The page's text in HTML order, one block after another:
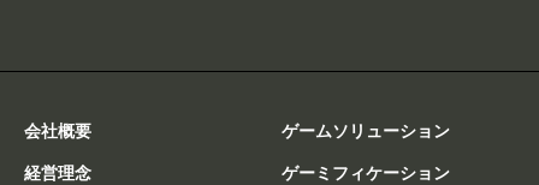
会社概要
経営理念
ゲームソリューション
ゲーミフィケーション